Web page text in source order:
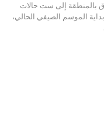
بالمنطقة إلى ست حالات
الموسم الصيفي الحالي،